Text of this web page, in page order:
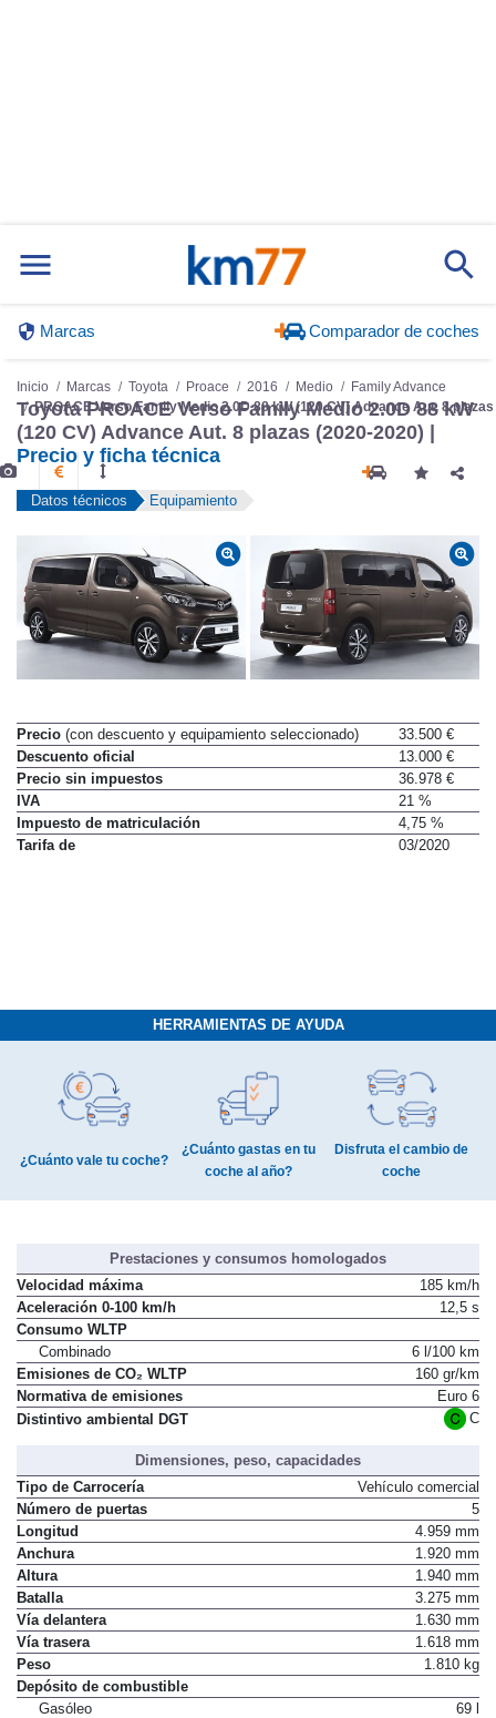
Marcas Comparador de coches
Inicio Marcas Toyota Proace 2016 Medio
Family Advance
PROACE Verso Family Medio 2.0D 88 kW (120 CV) Advance Aut. 8 plazas
Toyota PROACE Verso Family Medio 2.0D 88 kW
(120 CV) Advance Aut. 8 plazas (2020-2020) |
Precio y ficha técnica
Datos técnicos Equipamiento
Precio (con descuento y equipamiento seleccionado)
33.500 €
Descuento oficial
13.000 €
Precio sin impuestos
36.978 €
IVA
21 %
Impuesto de matriculación
4,75 %
Tarifa de
03/2020
HERRAMIENTAS DE AYUDA
¿Cuánto vale tu coche?
¿Cuánto gastas en tu
coche al año?
Disfruta el cambio de
coche
Prestaciones y consumos homologados
Velocidad máxima
185 km/h
Aceleración 0-100 km/h
12,5 s
Consumo WLTP
Combinado
6 l/100 km
Emisiones de CO₂ WLTP
160 gr/km
Normativa de emisiones
Euro 6
Distintivo ambiental DGT
C
Dimensiones, peso, capacidades
Tipo de Carrocería
Vehículo comercial
Número de puertas
5
Longitud
4.959 mm
Anchura
1.920 mm
Altura
1.940 mm
Batalla
3.275 mm
Vía delantera
1.630 mm
Vía trasera
1.618 mm
Peso
1.810 kg
Depósito de combustible
Gasóleo
69 l